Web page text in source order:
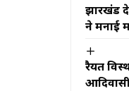
झारखंड
ने मनाई
रैयत